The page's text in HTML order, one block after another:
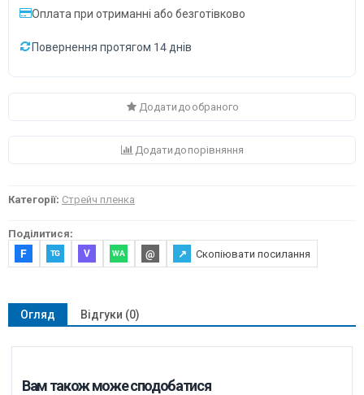
Оплата при отриманні або безготівково
Повернення протягом 14 днів
Додати до обраного
Додати до порівняння
Категорії: Стрейч пленка
Поділитися:
F TG V WA @ ↗ Скопіювати посилання
Огляд Відгуки (0)
Вам також може сподобатися